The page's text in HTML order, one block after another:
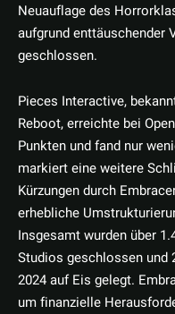
Neuauflage des
aufgrund enttäuschender
geschlossen.
Pieces Interactive,
Reboot, erreichte bei
Punkten und fand nur
markiert eine weitere
Kürzungen durch
erhebliche
Insgesamt wurden über
Studios geschlossen und
2024 auf Eis gelegt.
um finanzielle